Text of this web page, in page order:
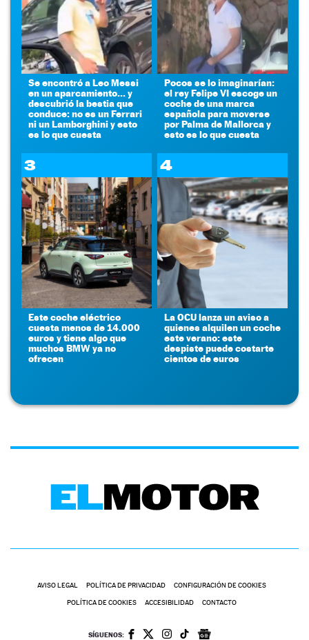
Se encontró a Leo Messi
en un aparcamiento... y
descubrió la bestia que
conduce: no es un Ferrari
ni un Lamborghini y esto
es lo que cuesta
Pocos se lo imaginarían:
el rey Felipe VI escoge un
coche de una marca
española para moverse
por Palma de Mallorca y
esto es lo que cuesta
3
Este coche eléctrico
cuesta menos de 14.000
euros y tiene algo que
muchos BMW ya no
ofrecen
4
La OCU lanza un aviso a
quienes alquilen un coche
este verano: este
despiste puede costarte
cientos de euros
AVISO LEGAL POLÍTICA DE PRIVACIDAD CONFIGURACIÓN DE COOKIES
POLÍTICA DE COOKIES ACCESIBILIDAD CONTACTO
SÍGUENOS: